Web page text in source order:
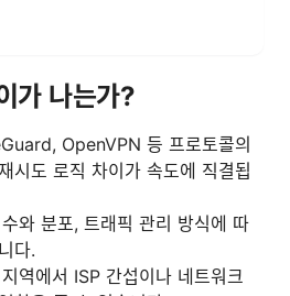
가 나는가?
OpenVPN 등 프로토콜의
시도 로직 차이가 속도에 직결됩
와 분포, 트래픽 관리 방식에 따
다.
역에서 ISP 간섭이나 네트워크